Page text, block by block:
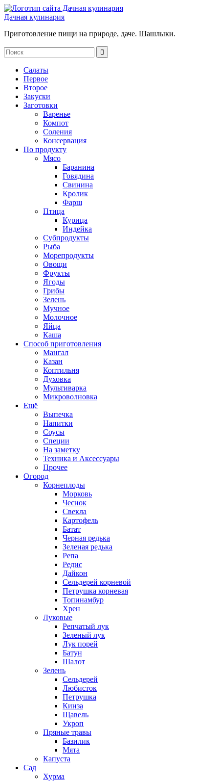
Дачная кулинария
Приготовление пищи на природе, даче. Шашлыки.
Салаты
Первое
Второе
Закуски
Заготовки
Варенье
Компот
Соления
Консервация
По продукту
Мясо
Баранина
Говядина
Свинина
Кролик
Фарш
Птица
Курица
Индейка
Субпродукты
Рыба
Морепродукты
Овощи
Фрукты
Ягоды
Грибы
Зелень
Мучное
Молочное
Яйца
Каша
Способ приготовления
Мангал
Казан
Коптильня
Духовка
Мультиварка
Микроволновка
Ещё
Выпечка
Напитки
Соусы
Специи
На заметку
Техника и Аксессуары
Прочее
Огород
Корнеплоды
Морковь
Чеснок
Свекла
Картофель
Батат
Черная редька
Зеленая редька
Репа
Редис
Дайкон
Сельдерей корневой
Петрушка корневая
Топинамбур
Хрен
Луковые
Репчатый лук
Зеленый лук
Лук порей
Батун
Шалот
Зелень
Сельдерей
Любисток
Петрушка
Кинза
Щавель
Укроп
Пряные травы
Базилик
Мята
Капуста
Сад
Хурма